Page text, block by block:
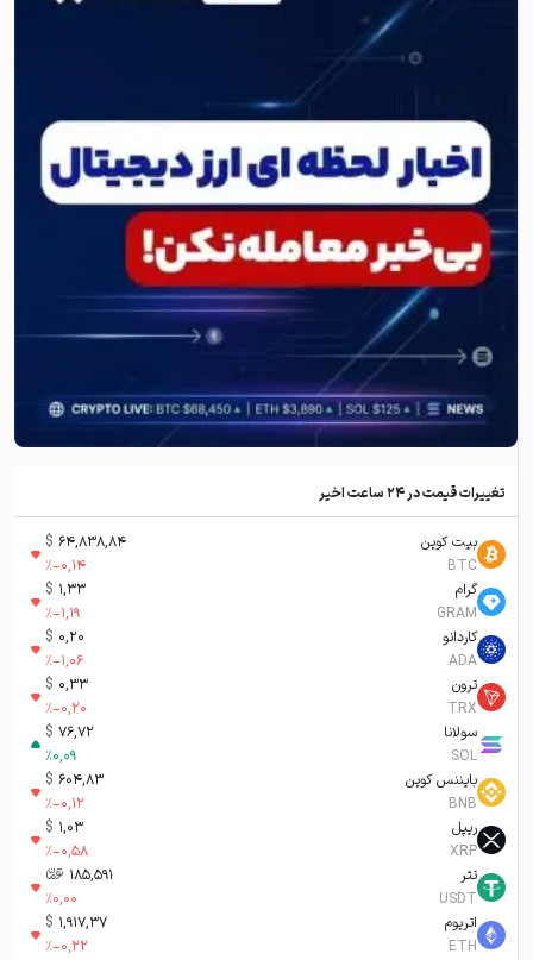
تغییرات قیمت در ۲۴ ساعت اخیر
بیت کوین
BTC
64,838,84
$
%-0,14
گرام
GRAM
1,33
$
%-1,19
کاردانو
ADA
0,20
$
%-1,06
ترون
TRX
0,33
$
%-0,20
سولانا
SOL
76,72
$
%0,09
بایننس کوین
BNB
604,83
$
%-0,12
ریپل
XRP
1,03
$
%-0,58
تتر
USDT
185,591 تومان-ء
%0,00
اتریوم
ETH
1,917,37
$
%-0,22